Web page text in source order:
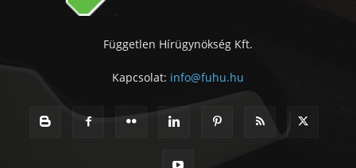
Független Hírügynökség Kft.
Kapcsolat: info@fuhu.hu